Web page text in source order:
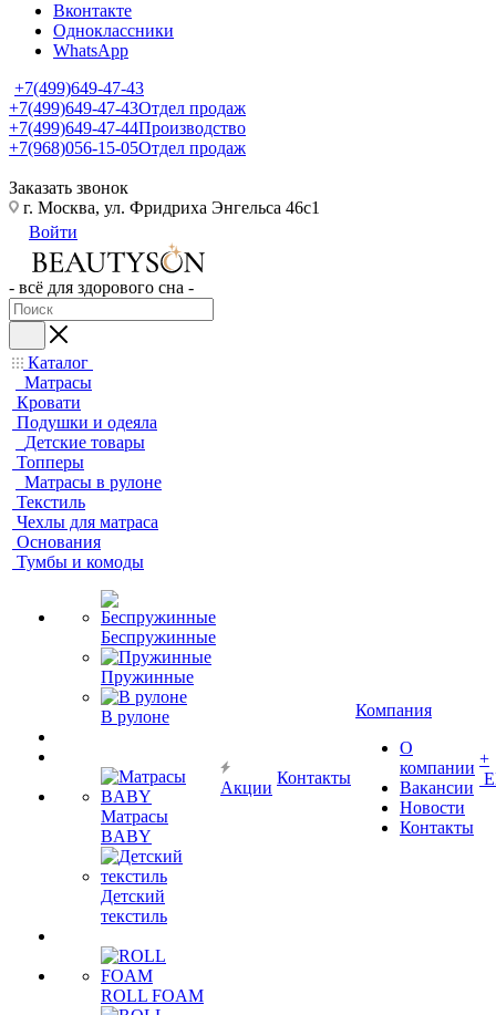
Вконтакте
Одноклассники
WhatsApp
+7(499)649-47-43
+7(499)649-47-43Отдел продаж
+7(499)649-47-44Производство
+7(968)056-15-05Отдел продаж
Заказать звонок
г. Москва, ул. Фридриха Энгельса 46с1
Войти
- всё для здорового сна -
Каталог
Матрасы
Кровати
Подушки и одеяла
Детские товары
Топперы
Матрасы в рулоне
Текстиль
Чехлы для матраса
Основания
Тумбы и комоды
Беспружинные
Пружинные
В рулоне
Матрасы
BABY
Детский
текстиль
ROLL FOAM
Акции
Контакты
Компания
О
компании
Вакансии
Новости
Контакты
+